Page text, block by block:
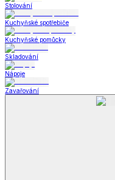
Stolování
Kuchyňské spotřebiče
Kuchyňské pomůcky
Skladování
Nápoje
Zavařování